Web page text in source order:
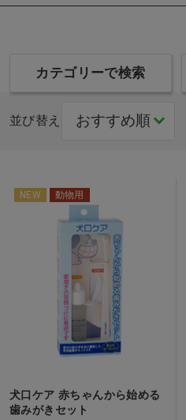
カテゴリーで検索
並び替え
NEW 動物用
犬口ケア 赤ちゃんから始める
歯みがきセット